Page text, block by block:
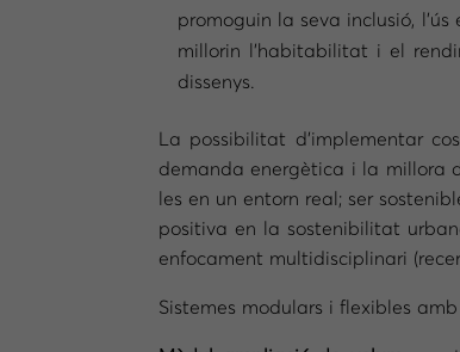
promoguin la seva inclusió,
millorin l’habitabilitat i el
dissenys.
La possibilitat d’implementar
demanda energètica i la millora
les en un entorn real; ser
positiva en la sostenibilitat
enfocament multidisciplinari
Sistemes modulars i flexibles